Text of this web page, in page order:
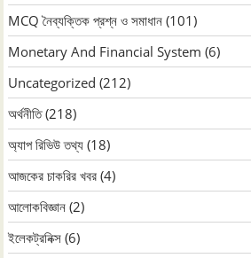
MCQ নৈব্যক্তিক প্রশ্ন ও সমাধান (101)
Monetary And Financial System (6)
Uncategorized (212)
অর্থনীতি(218)
অ্যাপ রিভিউ তথ্য (18)
আজকের চাকরির খবর (4)
আলোকবিজ্ঞান (2)
ইলেকট্রনিক্স (6)